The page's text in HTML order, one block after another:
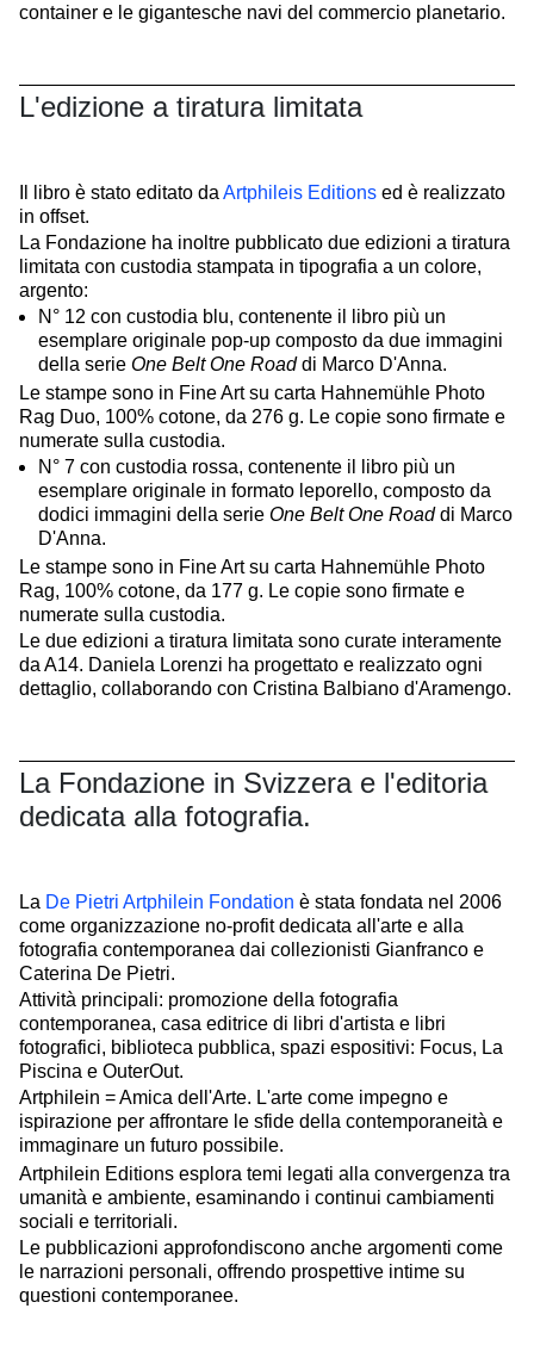
container e le gigantesche navi del commercio planetario.
L'edizione a tiratura limitata
Il libro è stato editato da Artphileis Editions ed è realizzato
in offset.
La Fondazione ha inoltre pubblicato due edizioni a tiratura
limitata con custodia stampata in tipografia a un colore,
argento:
N° 12 con custodia blu, contenente il libro più un
esemplare originale pop-up composto da due immagini
della serie One Belt One Roaddi Marco D'Anna.
Le stampe sono in Fine Art su carta Hahnemühle Photo
Rag Duo, 100% cotone, da 276 g. Le copie sono firmate e
numerate sulla custodia.
N° 7 con custodia rossa, contenente il libro più un
esemplare originale in formato leporello, composto da
dodici immagini della serie One Belt One Roaddi Marco
D'Anna.
Le stampe sono in Fine Art su carta Hahnemühle Photo
Rag, 100% cotone, da 177 g. Le copie sono firmate e
numerate sulla custodia.
Le due edizioni a tiratura limitata sono curate interamente
da A14. Daniela Lorenzi ha progettato e realizzato ogni
dettaglio, collaborando con Cristina Balbiano d'Aramengo.
La Fondazione in Svizzera e l'editoria
dedicata alla fotografia.
La De Pietri Artphilein Fondation è stata fondata nel 2006
come organizzazione no-profit dedicata all'arte e alla
fotografia contemporanea dai collezionisti Gianfranco e
Caterina De Pietri.
Attività principali: promozione della fotografia
contemporanea, casa editrice di libri d'artista e libri
fotografici, biblioteca pubblica, spazi espositivi: Focus, La
Piscina e OuterOut.
Artphilein = Amica dell'Arte. L'arte come impegno e
ispirazione per affrontare le sfide della contemporaneità e
immaginare un futuro possibile.
Artphilein Editions esplora temi legati alla convergenza tra
umanità e ambiente, esaminando i continui cambiamenti
sociali e territoriali.
Le pubblicazioni approfondiscono anche argomenti come
le narrazioni personali, offrendo prospettive intime su
questioni contemporanee.